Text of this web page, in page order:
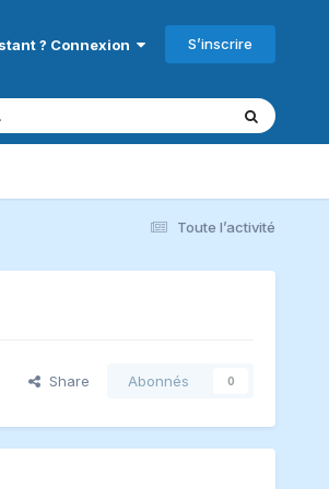
? Connexion S’inscrire
Toute l’activité
Share Abonnés 0